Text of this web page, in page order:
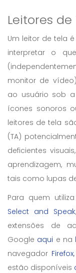
Leitores de
Um leitor de tela
interpretar o
monitor de
ao usuário sob
ícones sonoros
leitores de tela
(TA)
deficientes
aprendizagem,
tais como lupas
Para quem
Select and Speak
extensões de
Google aqui e na
navegador Firefox
estão disponíveis